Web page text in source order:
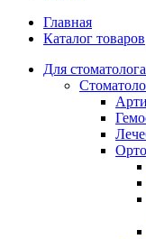
Главная
Каталог товаров
Для стоматолога